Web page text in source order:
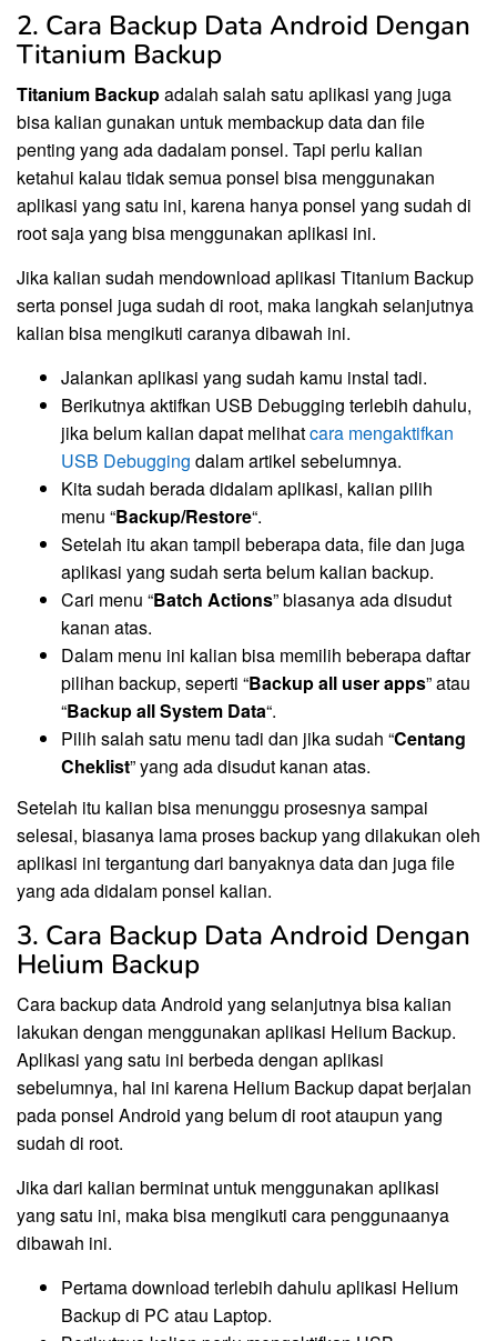
2. Cara Backup Data Android Dengan
Titanium Backup
Titanium Backupadalah salah satu aplikasi yang juga
bisa kalian gunakan untuk membackup data dan file
penting yang ada dadalam ponsel. Tapi perlu kalian
ketahui kalau tidak semua ponsel bisa menggunakan
aplikasi yang satu ini, karena hanya ponsel yang sudah di
root saja yang bisa menggunakan aplikasi ini.
Jika kalian sudah mendownload aplikasi Titanium Backup
serta ponsel juga sudah di root, maka langkah selanjutnya
kalian bisa mengikuti caranya dibawah ini.
Jalankan aplikasi yang sudah kamu instal tadi.
Berikutnya aktifkan USB Debugging terlebih dahulu,
jika belum kalian dapat melihatcara mengaktifkan
USB Debugging dalam artikel sebelumnya.
Kita sudah berada didalam aplikasi, kalian pilih
menu “Backup/Restore“.
Setelah itu akan tampil beberapa data, file dan juga
aplikasi yang sudah serta belum kalian backup.
Cari menu “Batch Actions” biasanya ada disudut
kanan atas.
Dalam menu ini kalian bisa memilih beberapa daftar
pilihan backup, seperti “Backup all user apps” atau
“Backup all System Data“.
Pilih salah satu menu tadi dan jika sudah “Centang
Cheklist” yang ada disudut kanan atas.
Setelah itu kalian bisa menunggu prosesnya sampai
selesai, biasanya lama proses backup yang dilakukan oleh
aplikasi ini tergantung dari banyaknya data dan juga file
yang ada didalam ponsel kalian.
3. Cara Backup Data Android Dengan
Helium Backup
Cara backup data Android yang selanjutnya bisa kalian
lakukan dengan menggunakan aplikasi Helium Backup.
Aplikasi yang satu ini berbeda dengan aplikasi
sebelumnya, hal ini karena Helium Backup dapat berjalan
pada ponsel Android yang belum di root ataupun yang
sudah di root.
Jika dari kalian berminat untuk menggunakan aplikasi
yang satu ini, maka bisa mengikuti cara penggunaanya
dibawah ini.
Pertama download terlebih dahulu aplikasi Helium
Backup di PC atau Laptop.